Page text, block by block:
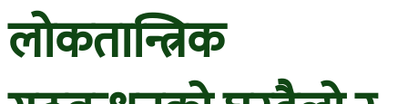
लोकतान्त्रिक